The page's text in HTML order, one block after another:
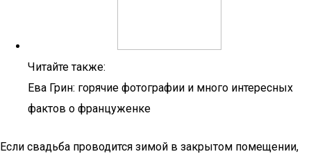
Читайте также:
Ева Грин: горячие фотографии и много интересных
фактов о француженке
Если свадьба проводится зимой в закрытом помещении,